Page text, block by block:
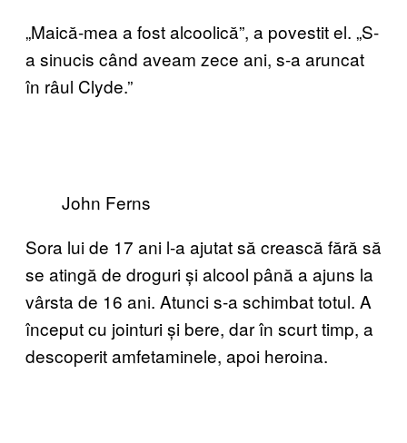
„Maică-mea a fost alcoolică”, a povestit el. „S-
a sinucis când aveam zece ani, s-a aruncat
în râul Clyde.”
John Ferns
Sora lui de 17 ani l-a ajutat să crească fără să
se atingă de droguri și alcool până a ajuns la
vârsta de 16 ani. Atunci s-a schimbat totul. A
început cu jointuri și bere, dar în scurt timp, a
descoperit amfetaminele, apoi heroina.